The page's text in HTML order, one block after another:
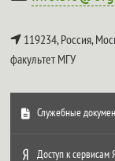
119234, Россия,
факультет МГУ
Служебные
Доступ к сервисам